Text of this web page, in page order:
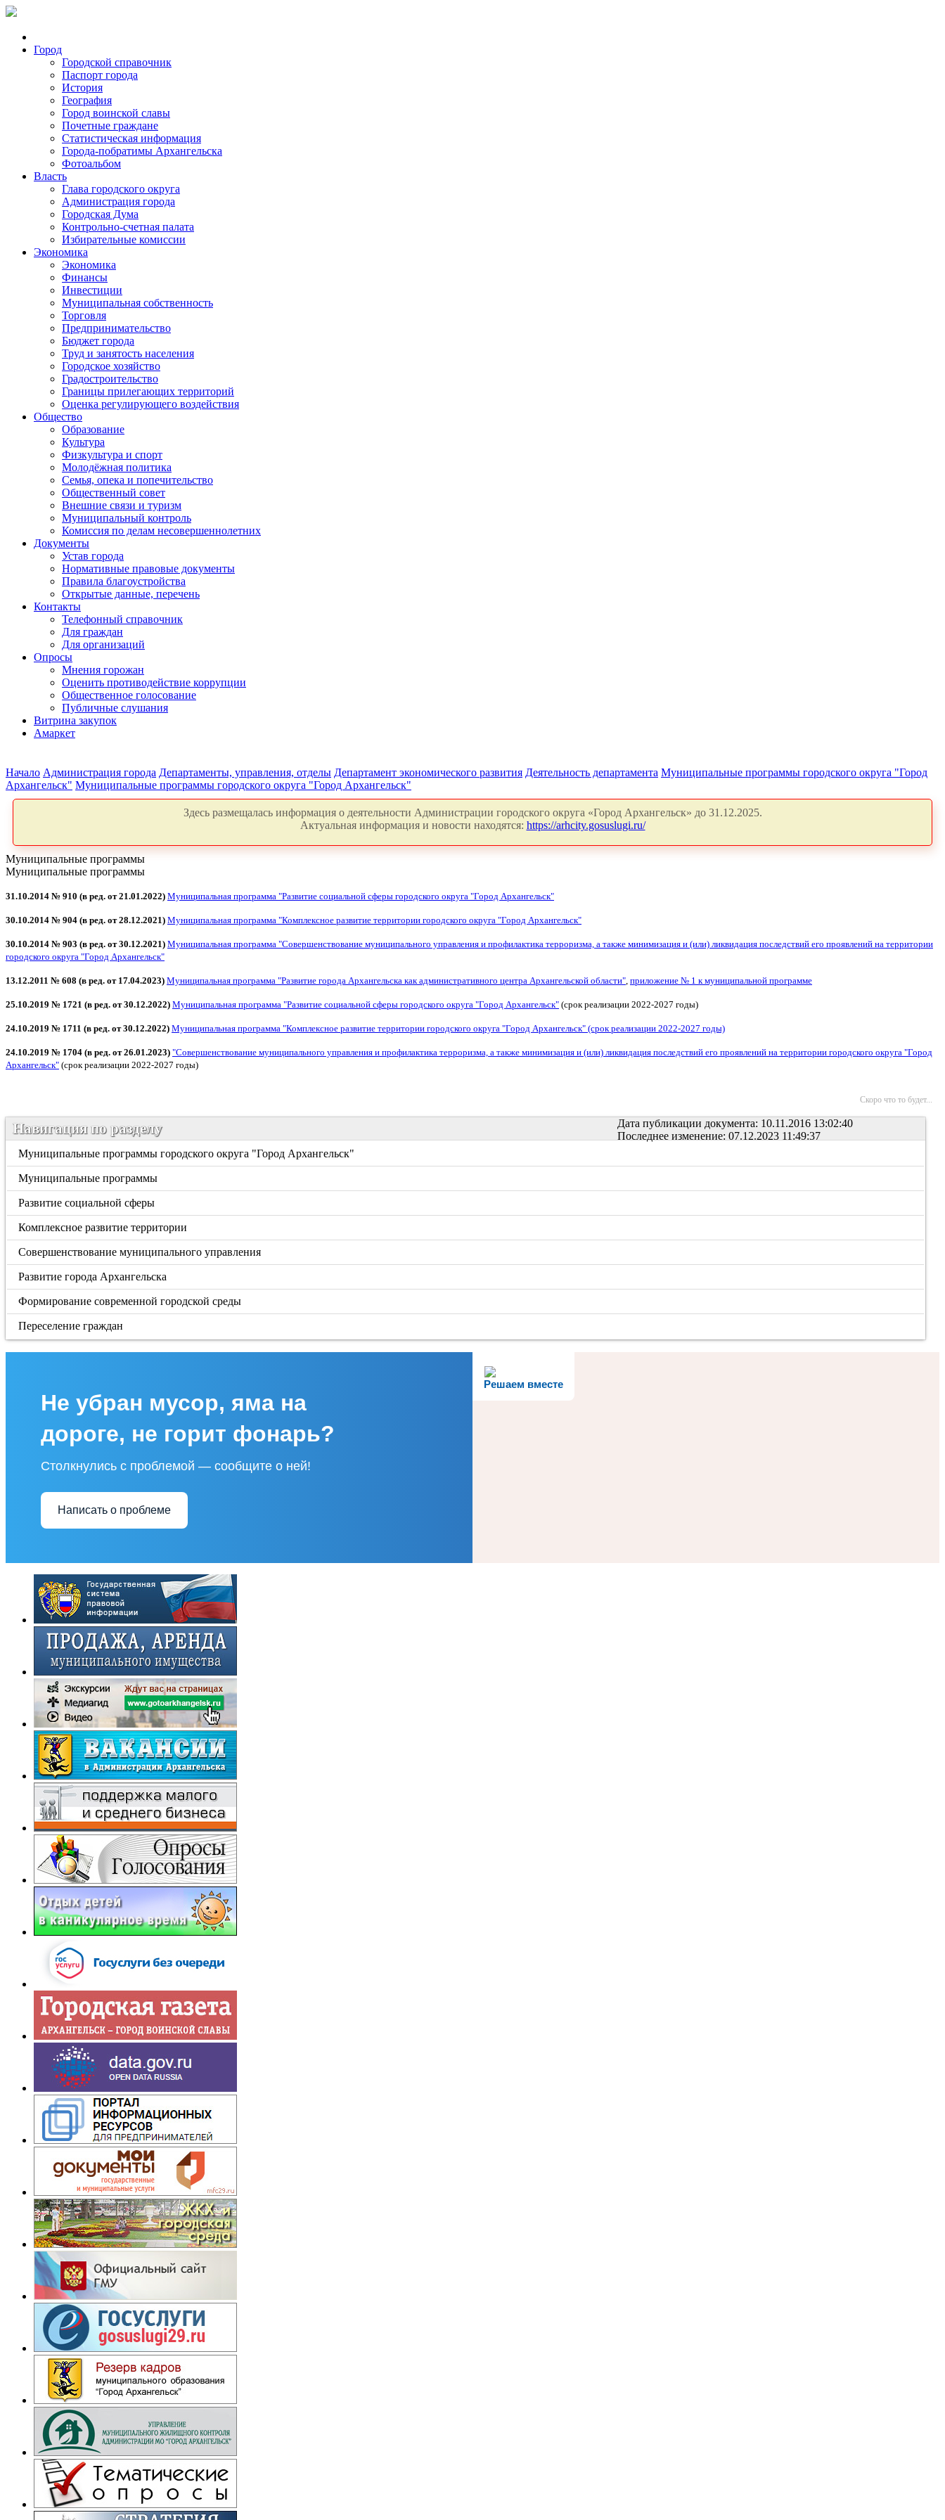
Город
Городской справочник
Паспорт города
История
География
Город воинской славы
Почетные граждане
Статистическая информация
Города-побратимы Архангельска
Фотоальбом
Власть
Глава городского округа
Администрация города
Городская Дума
Контрольно-счетная палата
Избирательные комиссии
Экономика
Экономика
Финансы
Инвестиции
Муниципальная собственность
Торговля
Предпринимательство
Бюджет города
Труд и занятость населения
Городское хозяйство
Градостроительство
Границы прилегающих территорий
Оценка регулирующего воздействия
Общество
Образование
Культура
Физкультура и спорт
Молодёжная политика
Семья, опека и попечительство
Общественный совет
Внешние связи и туризм
Муниципальный контроль
Комиссия по делам несовершеннолетних
Документы
Устав города
Нормативные правовые документы
Правила благоустройства
Открытые данные, перечень
Контакты
Телефонный справочник
Для граждан
Для организаций
Опросы
Мнения горожан
Оценить противодействие коррупции
Общественное голосование
Публичные слушания
Витрина закупок
Амаркет
Начало Администрация города Департаменты, управления, отделы Департамент экономического развития Деятельность департамента Муниципальные программы городского округа "Город
Архангельск" Муниципальные программы городского округа "Город Архангельск"
Здесь размещалась информация о деятельности Администрации городского округа «Город Архангельск» до 31.12.2025.
Актуальная информация и новости находятся: https://arhcity.gosuslugi.ru/
Муниципальные программы
Муниципальные программы
31.10.2014 № 910 (в ред. от 21.01.2022) Муниципальная программа "Развитие социальной сферы городского округа "Город Архангельск"
30.10.2014 № 904 (в ред. от 28.12.2021) Муниципальная программа "Комплексное развитие территории городского округа "Город Архангельск"
30.10.2014 № 903 (в ред. от 30.12.2021) Муниципальная программа "Совершенствование муниципального управления и профилактика терроризма, а также минимизация и (или) ликвидация последствий его проявлений на территории
городского округа "Город Архангельск"
13.12.2011 № 608 (в ред. от 17.04.2023) Муниципальная программа "Развитие города Архангельска как административного центра Архангельской области", приложение № 1 к муниципальной программе
25.10.2019 № 1721 (в ред. от 30.12.2022) Муниципальная программа "Развитие социальной сферы городского округа "Город Архангельск" (срок реализации 2022-2027 годы)
24.10.2019 № 1711 (в ред. от 30.12.2022) Муниципальная программа "Комплексное развитие территории городского округа "Город Архангельск" (срок реализации 2022-2027 годы)
24.10.2019 № 1704 (в ред. от 26.01.2023) "Совершенствование муниципального управления и профилактика терроризма, а также минимизация и (или) ликвидация последствий его проявлений на территории городского округа "Город
Архангельск" (срок реализации 2022-2027 годы)
Скоро что то будет...
Дата публикации документа: 10.11.2016 13:02:40
Последнее изменение: 07.12.2023 11:49:37
Навигация по разделу
Муниципальные программы городского округа "Город Архангельск"
Муниципальные программы
Развитие социальной сферы
Комплексное развитие территории
Совершенствование муниципального управления
Развитие города Архангельска
Формирование современной городской среды
Переселение граждан
Решаем вместе
Не убран мусор, яма на
дороге, не горит фонарь?
Столкнулись с проблемой — сообщите о ней!
Написать о проблеме